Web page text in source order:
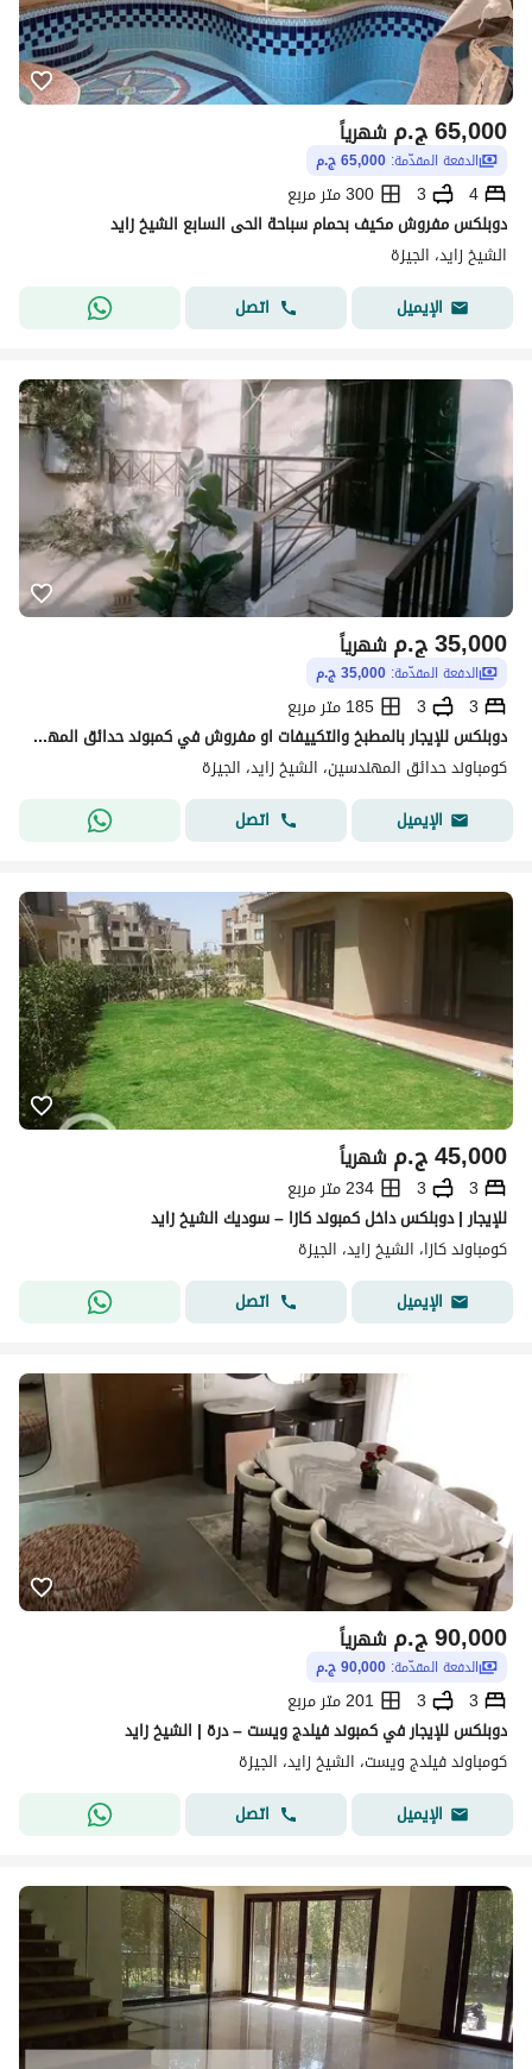
ج.م65,000 شهرياً
الدفعة المقدّمة: 65,000 ج.م
4
3
300 متر مربع
دوبلكس مفروش مكيف بحمام سباحة الحى السابع الشيخ زايد
الشيخ زايد، الجيزة
الإيميل
اتصل
ج.م35,000 شهرياً
الدفعة المقدّمة: 35,000 ج.م
3
3
185 متر مربع
دوبلكس للإيجار بالمطبخ والتكييفات او مفروش في كمبوند حدائق المهندسين مدد طويلة اقل مدة سنة امام سعودي ماركت بمدينة الشيخ زايد
كومباوند حدائق المهندسين، الشيخ زايد، الجيزة
الإيميل
اتصل
ج.م45,000 شهرياً
3
3
234 متر مربع
للإيجار | دوبلكس داخل كمبوند كازا – سوديك الشيخ زايد
كومباوند كازا، الشيخ زايد، الجيزة
الإيميل
اتصل
ج.م90,000 شهرياً
الدفعة المقدّمة: 90,000 ج.م
3
3
201 متر مربع
دوبلكس للإيجار في كمبوند فيلدج ويست – درة | الشيخ زايد
كومباوند فيلدج ويست، الشيخ زايد، الجيزة
الإيميل
اتصل